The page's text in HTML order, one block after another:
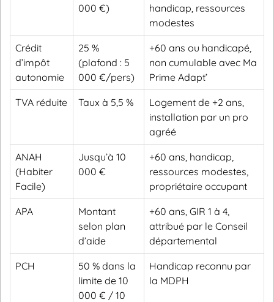
000 €)
handicap, ressources
modestes
Crédit
d’impôt
autonomie
25 %
(plafond : 5
000 €/pers)
+60 ans ou handicapé,
non cumulable avec Ma
Prime Adapt’
TVA réduite Taux à 5,5 %
Logement de +2 ans,
installation par un pro
agréé
ANAH
(Habiter
Facile)
Jusqu’à 10
000 €
+60 ans, handicap,
ressources modestes,
propriétaire occupant
APA
Montant
selon plan
d’aide
+60 ans, GIR 1 à 4,
attribué par le Conseil
départemental
PCH
50 % dans la
limite de 10
000 € / 10
Handicap reconnu par
la MDPH